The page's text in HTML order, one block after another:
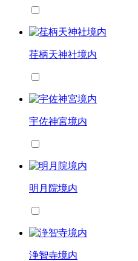
荏柄天神社境内
宇佐神宮境内
明月院境内
浄智寺境内